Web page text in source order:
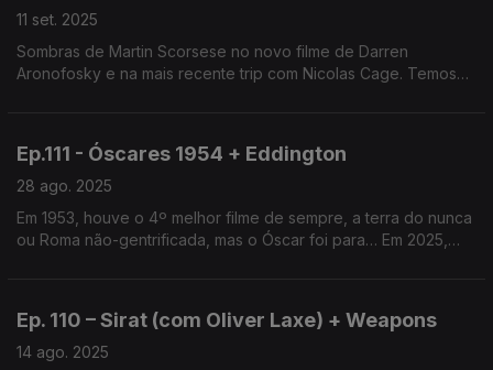
11 set. 2025
Sombras de Martin Scorsese no novo filme de Darren
Aronofosky e na mais recente trip com Nicolas Cage. Temos
Ep.111 - Óscares 1954 + Eddington
28 ago. 2025
Em 1953, houve o 4º melhor filme de sempre, a terra do nunca
ou Roma não-gentrificada, mas o Óscar foi para… Em 2025,
Ep. 110 – Sirat (com Oliver Laxe) + Weapons
14 ago. 2025